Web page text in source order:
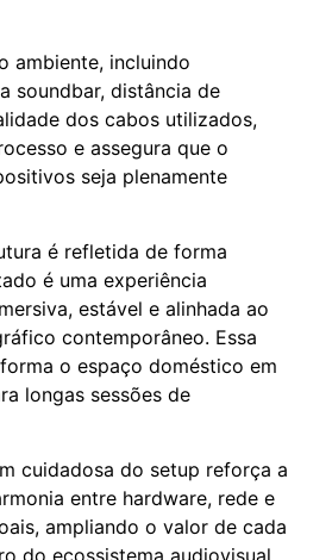
ambiente, incluindo
soundbar, distância de
dos cabos utilizados,
e assegura que o
seja plenamente
é refletida de forma
é uma experiência
estável e alinhada ao
contemporâneo. Essa
o espaço doméstico em
longas sessões de
cuidadosa do setup reforça a
entre hardware, rede e
ampliando o valor de cada
do ecossistema audiovisual.